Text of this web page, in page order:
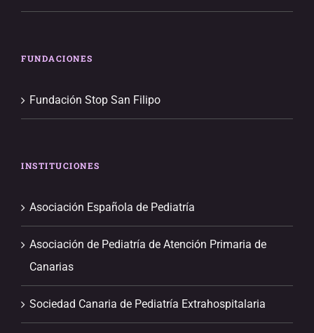
FUNDACIONES
Fundación Stop San Filipo
INSTITUCIONES
Asociación Española de Pediatría
Asociación de Pediatría de Atención Primaria de
Canarias
Sociedad Canaria de Pediatría Extrahospitalaria